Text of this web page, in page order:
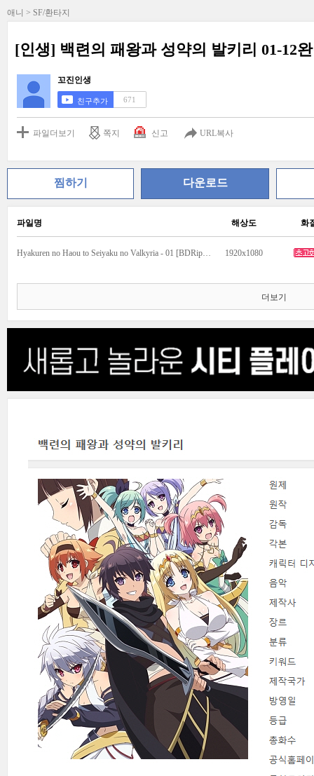
애니 > SF/환타지
[인생] 백련의 패왕과 성약의 발키리 01-12
꼬진인생
친구추가 671
파일더보기 쪽지 신고 URL복사
찜하기 다운로드
파일명 해상도 화
Hyakuren no Haou to Seiyaku no Valkyria - 01 [BDRip 1920x1080 x264 FLAC].mkv 1920x1080
더보기